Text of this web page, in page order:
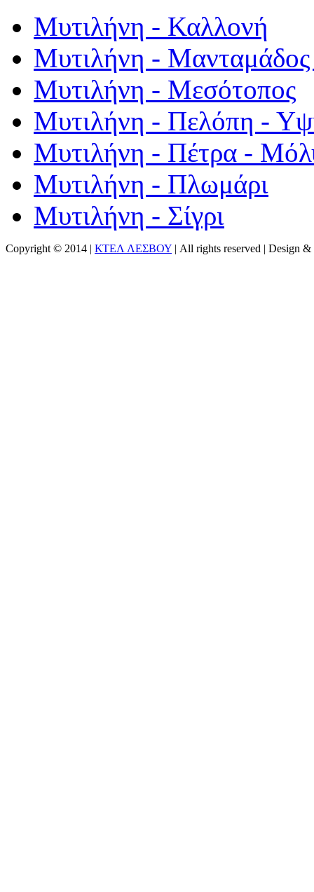
Μυτιλήνη - Καλλονή
Μυτιλήνη - Μανταμάδος
Μυτιλήνη - Μεσότοπος
Μυτιλήνη - Πελόπη -
Μυτιλήνη - Πέτρα -
Μυτιλήνη - Πλωμάρι
Μυτιλήνη - Σίγρι
Copyright © 2014 | ΚΤΕΛ ΛΕΣΒΟΥ | All rights reserved | Design &